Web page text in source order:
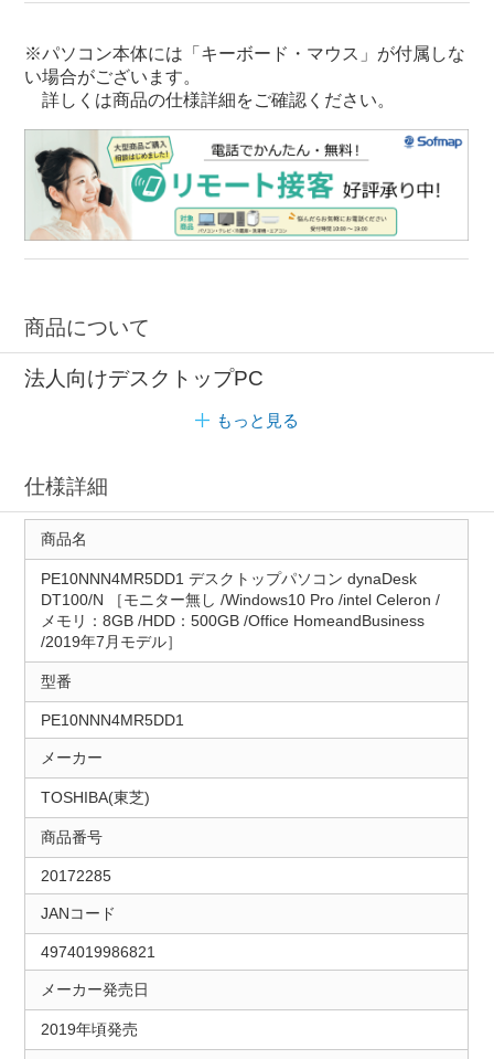
※パソコン本体には「キーボード・マウス」が付属しな
い場合がございます。
詳しくは商品の仕様詳細をご確認ください。
商品について
法人向けデスクトップPC
もっと見る
仕様詳細
商品名
PE10NNN4MR5DD1 デスクトップパソコン dynaDesk
DT100/N ［モニター無し /Windows10 Pro /intel Celeron /
メモリ：8GB /HDD：500GB /Office HomeandBusiness
/2019年7月モデル］
型番
PE10NNN4MR5DD1
メーカー
TOSHIBA(東芝)
商品番号
20172285
JANコード
4974019986821
メーカー発売日
2019年頃発売